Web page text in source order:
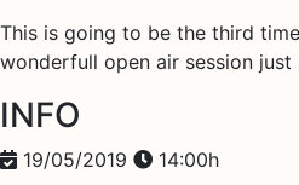
This is going to be the third
wonderfull open air session
INFO
19/05/2019
14:00h